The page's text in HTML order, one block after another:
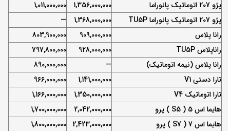
پژو 207 اتوماتیک پانوراما
1,356,000,000
1,011,000,000
پژو 207 اتوماتیک پانوراما TU5P
1,368,000,000
—
رانا پلاس
909,000,000
803,900,000
راناپلاس TU5P
928,000,000
797,800,000
رانا پلاس (نیمه اتوماتیک)
—
890,000,000
تارا دستی V1
1,141,000,000
966,000,000
تارا اتوماتیک V4
1,350,000,000
1,166,000,000
هایما اس 5 ( S5 ) پرو
2,042,000,000
1,700,000,000
هایما اس 7 ( S7 ) پرو
2,423,000,000
1,800,000,000